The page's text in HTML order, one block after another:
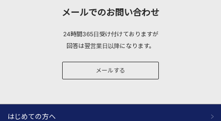
メールでのお問い合わせ
24時間365日受け付けておりますが
回答は翌営業日以降になります。
メールする
はじめての方へ